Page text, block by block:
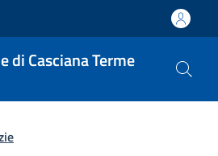
di Casciana Terme